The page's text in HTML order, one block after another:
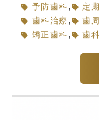
予防歯科 , 定
歯科治療 , 歯
矯正歯科 , 歯